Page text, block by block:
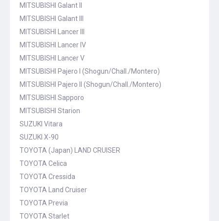
MITSUBISHI Galant II
MITSUBISHI Galant III
MITSUBISHI Lancer III
MITSUBISHI Lancer IV
MITSUBISHI Lancer V
MITSUBISHI Pajero I (Shogun/Chall./Montero)
MITSUBISHI Pajero II (Shogun/Chall./Montero)
MITSUBISHI Sapporo
MITSUBISHI Starion
SUZUKI Vitara
SUZUKI X-90
TOYOTA (Japan) LAND CRUISER
TOYOTA Celica
TOYOTA Cressida
TOYOTA Land Cruiser
TOYOTA Previa
TOYOTA Starlet